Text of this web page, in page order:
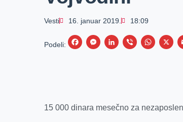
Vesti 16. januar 2019. 18:09
Podeli:
F
o
M
n
L
d
V
W
A
X
15 000 dinara mesečno za